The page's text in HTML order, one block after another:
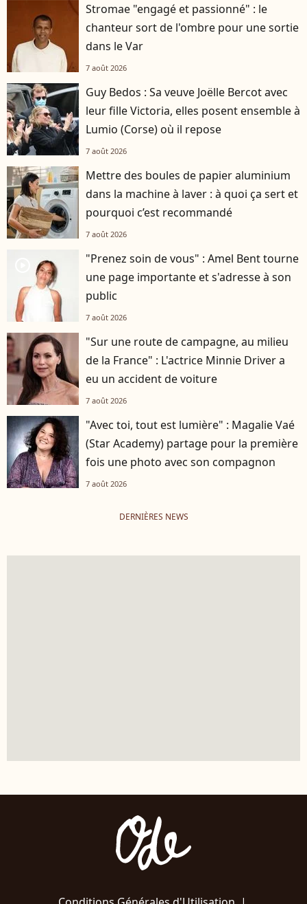
Stromae "engagé et passionné" : le
chanteur sort de l'ombre pour une sortie
dans le Var
7 août 2026
Guy Bedos : Sa veuve Joëlle Bercot avec
leur fille Victoria, elles posent ensemble à
Lumio (Corse) où il repose
7 août 2026
Mettre des boules de papier aluminium
dans la machine à laver : à quoi ça sert et
pourquoi c’est recommandé
7 août 2026
"Prenez soin de vous" : Amel Bent tourne
une page importante et s'adresse à son
public
7 août 2026
"Sur une route de campagne, au milieu
de la France" : L'actrice Minnie Driver a
eu un accident de voiture
7 août 2026
"Avec toi, tout est lumière" : Magalie Vaé
(Star Academy) partage pour la première
fois une photo avec son compagnon
7 août 2026
DERNIÈRES NEWS